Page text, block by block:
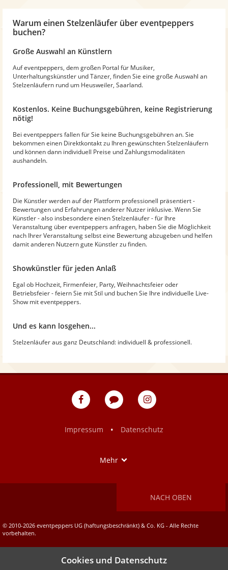
Warum einen Stelzenläufer über eventpeppers
buchen?
Große Auswahl an Künstlern
Auf eventpeppers, dem großen Portal für Musiker,
Unterhaltungskünstler und Tänzer, finden Sie eine große Auswahl an
Stelzenläufern rund um Heusweiler, Saarland.
Kostenlos. Keine Buchungsgebühren, keine Registrierung
nötig!
Bei eventpeppers fallen für Sie keine Buchungsgebühren an. Sie
bekommen einen Direktkontakt zu Ihren gewünschten Stelzenläufern
und können dann individuell Preise und Zahlungsmodalitäten
aushandeln.
Professionell, mit Bewertungen
Die Künstler werden auf der Plattform professionell präsentiert -
Bewertungen und Erfahrungen anderer Nutzer inklusive. Wenn Sie
Künstler - also insbesondere einen Stelzenläufer - für Ihre
Veranstaltung über eventpeppers anfragen, haben Sie die Möglichkeit
nach Ihrer Veranstaltung selbst eine Bewertung abzugeben und helfen
damit anderen Nutzern gute Künstler zu finden.
Showkünstler für jeden Anlaß
Egal ob Hochzeit, Firmenfeier, Party, Weihnachtsfeier oder
Betriebsfeier - feiern Sie mit Stil und buchen Sie Ihre individuelle Live-
Show mit eventpeppers.
Und es kann losgehen...
Stelzenläufer aus ganz Deutschland: individuell & professionell.
eventpeppers
Blog
eventpeppers
Impressum
• Datenschutz
Mehr
NACH OBEN
© 2010-2026 eventpeppers UG (haftungsbeschränkt) & Co. KG - Alle Rechte
vorbehalten.
Cookies und Datenschutz